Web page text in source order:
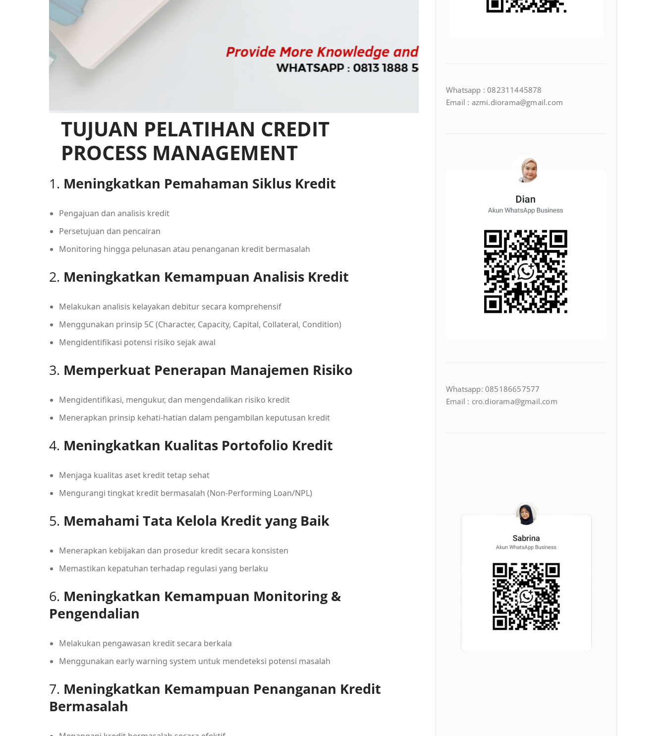
TUJUAN PELATIHAN CREDIT
PROCESS MANAGEMENT
1. Meningkatkan Pemahaman Siklus Kredit
Pengajuan dan analisis kredit
Persetujuan dan pencairan
Monitoring hingga pelunasan atau penanganan kredit bermasalah
2. Meningkatkan Kemampuan Analisis Kredit
Melakukan analisis kelayakan debitur secara komprehensif
Menggunakan prinsip 5C (Character, Capacity, Capital, Collateral, Condition)
Mengidentifikasi potensi risiko sejak awal
3. Memperkuat Penerapan Manajemen Risiko
Mengidentifikasi, mengukur, dan mengendalikan risiko kredit
Menerapkan prinsip kehati-hatian dalam pengambilan keputusan kredit
4. Meningkatkan Kualitas Portofolio Kredit
Menjaga kualitas aset kredit tetap sehat
Mengurangi tingkat kredit bermasalah (Non-Performing Loan/NPL)
5. Memahami Tata Kelola Kredit yang Baik
Menerapkan kebijakan dan prosedur kredit secara konsisten
Memastikan kepatuhan terhadap regulasi yang berlaku
6. Meningkatkan Kemampuan Monitoring &
Pengendalian
Melakukan pengawasan kredit secara berkala
Menggunakan early warning system untuk mendeteksi potensi masalah
7. Meningkatkan Kemampuan Penanganan Kredit
Bermasalah
Whatsapp : 082311445878
Email : azmi.diorama@gmail.com
Whatsapp: 085186657577
Email : cro.diorama@gmail.com